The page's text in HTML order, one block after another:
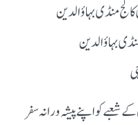
منڈی بہاؤالدین
بہاؤالدین
کو اپنے پیشہ ورانہ سفر